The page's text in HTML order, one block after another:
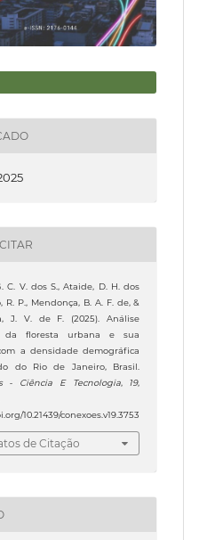
C. V. dos S., Ataide, D. H. dos
R. P., Mendonça, B. A. F. de, &
J. V. de F. (2025). Análise
da floresta urbana e sua
a densidade demográfica
do Rio de Janeiro, Brasil.
- Ciência E Tecnologia, 19,
10.21439/conexoes.v19.3753
de Citação